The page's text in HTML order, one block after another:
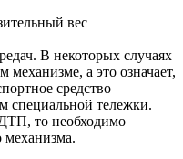
вес
В некоторых случаях
а это означает,
средство
специальной тележки.
то необходимо
механизма.